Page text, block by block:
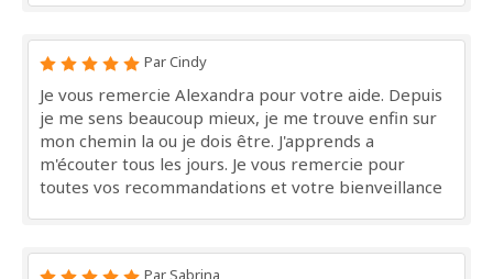
Par Cindy
Je vous remercie Alexandra pour votre aide. Depuis
je me sens beaucoup mieux, je me trouve enfin sur
mon chemin la ou je dois être. J'apprends a
m'écouter tous les jours. Je vous remercie pour
toutes vos recommandations et votre bienveillance
Par Sabrina